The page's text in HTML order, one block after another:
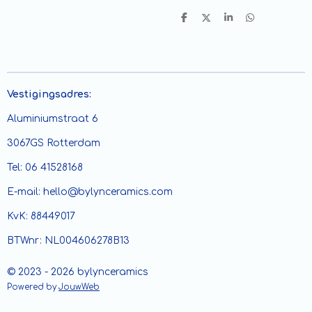
D
D
S
D
Vestigingsadres:
Aluminiumstraat 6
3067GS Rotterdam
Tel: 06 41528168
E-mail: hello@bylynceramics.com
KvK: 88449017
BTWnr: NL004606278B13
© 2023 - 2026 bylynceramics
Powered byJouwWeb